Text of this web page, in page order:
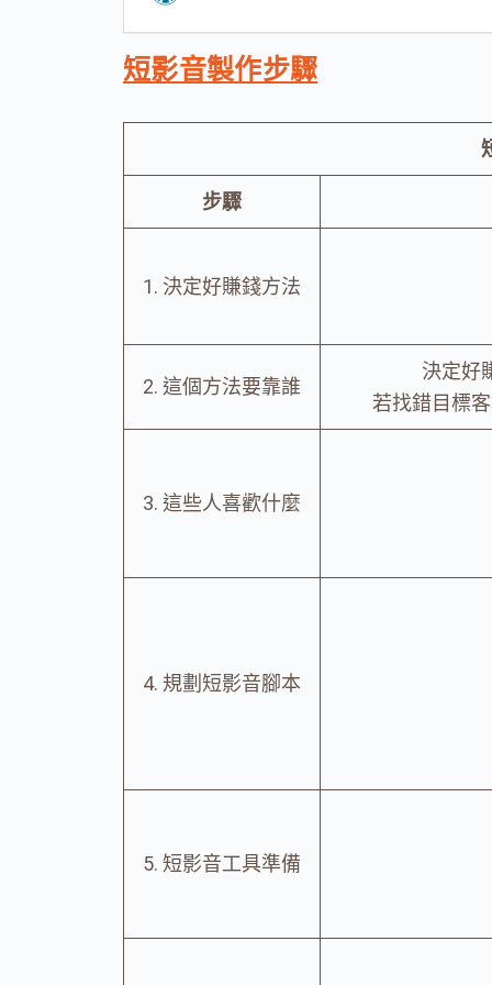
短影音製作步驟
步驟
1. 決定好賺錢方法
2. 這個方法要靠誰
決定好
若找錯目標
3. 這些人喜歡什麼
4. 規劃短影音腳本
5. 短影音工具準備